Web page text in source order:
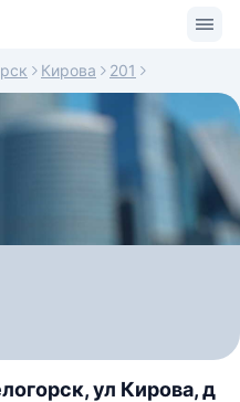
Кирова 201
ул Кирова, д